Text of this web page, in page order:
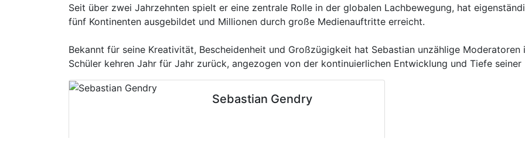
Seit über zwei Jahrzehnten spielt er eine zentrale Rolle in der globalen Lachbewegung, hat
fünf Kontinenten ausgebildet und Millionen durch große Medienauftritte erreicht.
Bekannt für seine Kreativität, Bescheidenheit und Großzügigkeit hat Sebastian unzählige
Schüler kehren Jahr für Jahr zurück, angezogen von der kontinuierlichen Entwicklung und Tiefe seiner
Sebastian Gendry